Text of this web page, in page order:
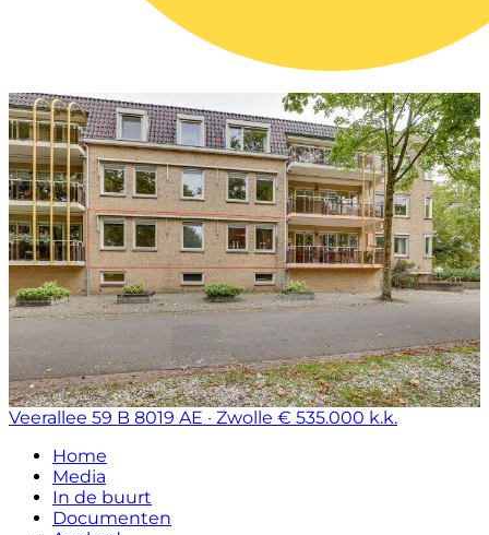
Veerallee 59 B 8019 AE · Zwolle € 535.000 k.k.
Home
Media
In de buurt
Documenten